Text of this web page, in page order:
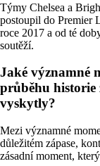
Týmy Chelsea a
postoupil do Premier
roce 2017 a od té
soutěží.
Jaké významné
průběhu historie
vyskytly?
Mezi významné
důležitém zápase,
zásadní moment,